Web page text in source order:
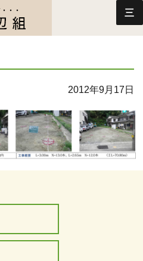
三
2012年9月17日